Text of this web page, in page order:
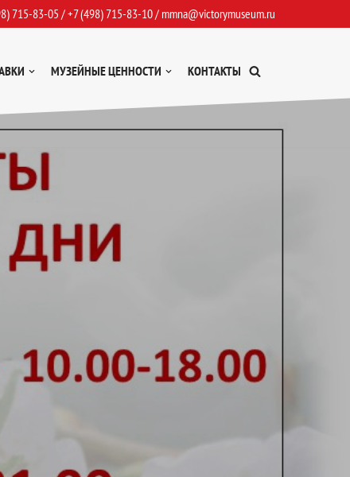
715-83-05/+7 (498) 715-83-10/ mmna@victorymuseum.ru
МУЗЕЙНЫЕ ЦЕННОСТИ КОНТАКТЫ